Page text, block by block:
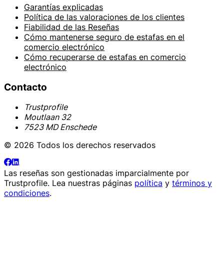
Garantías explicadas
Política de las valoraciones de los clientes
Fiabilidad de las Reseñas
Cómo mantenerse seguro de estafas en el
comercio electrónico
Cómo recuperarse de estafas en comercio
electrónico
Contacto
Trustprofile
Moutlaan 32
7523 MD Enschede
© 2026 Todos los derechos reservados
Las reseñas son gestionadas imparcialmente por
Trustprofile. Lea nuestras páginas política y términos y
condiciones.